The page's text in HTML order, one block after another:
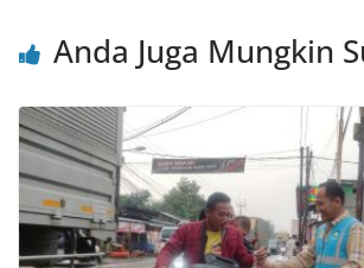
Anda Juga Mungkin